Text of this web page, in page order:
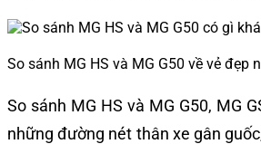
So sánh MG HS và MG G50 về vẻ đẹp
So sánh MG HS và MG G50, MG
những đường nét thân xe gân